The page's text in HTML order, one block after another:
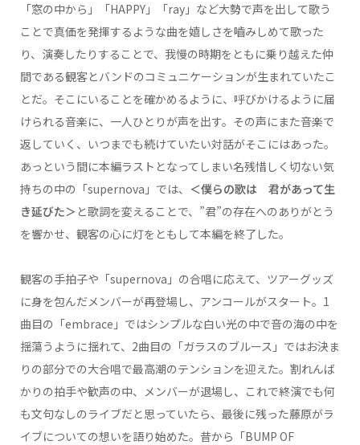
「窓の中から」「HAPPY」「ray」など大勢で声を出して歌う
ことで真価を発揮するような曲を嬉しさを嚙みしめて歌った
り、演奏したりすることで、我慢の時期をともに乗り越えた仲
間である観客とバンドのコミュニケーションが生まれていたこ
とだ。そこにいることを確かめるように、呼びかけるように届
けられる音楽に、一人ひとりが声を出す。その声にまた音楽で
返していく、いつまでも続けていたい対話がそこにはあった。
あっという間に本編ラストとなってしまい名残惜しく切ない気
持ちの中の「supernova」では、 ＜僕らの歌は 君があって生
き延びた＞ と歌詞を変えることで、”君”の存在へのありがとう
を響かせ、観客の心に灯をともして本編を終了した。
観客の手拍子や「supernova」の合唱に応えて、ツアーグッズ
に身を包んだメンバーが再登場し、アンコールがスタート。1
曲目の「embrace」ではシンプルな白い光の中で音の海の中を
揺蕩うように揺れて、2曲目の「ガラスのブルース」ではお決ま
りの部分での大合唱で最高潮のテンションを迎えた。割れんば
かりの拍手や歓声の中、メンバーが退場し、これで終演でも何
も文句なしのライブだと思っていたら、最後に残った藤原がラ
イブについての想いを語り始めた。昔から「BUMP OF